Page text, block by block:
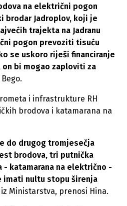
na električni pogon
Jadroplov, koji je
trajekta na Jadranu
pogon prevoziti tisuću
se uskoro riješi financiranje
bi mogao zaploviti za
i infrastrukture RH
brodova i katamarana na
do drugog tromjesečja
brodova, tri putnička
- katamarana na električno -
imati nultu stopu širenja
iz Ministarstva, prenosi Hina.